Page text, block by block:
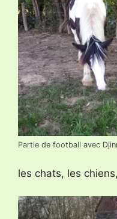
Partie de football avec
les chats, les